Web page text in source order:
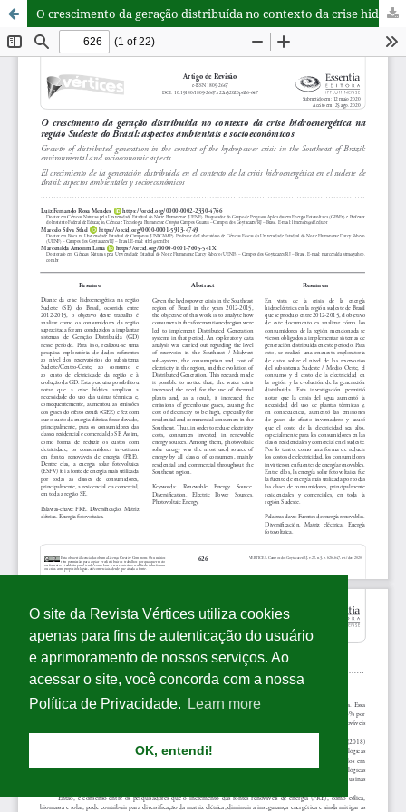
O site da Revista Vértices utiliza cookies
apenas para fins de autenticação do usuário
e aprimoramento de nossos serviços. Ao
acessar o site, você concorda com a nossa
Política de Privacidade.
Learn more
OK, entendi!
O crescimento da geração distribuída no contexto da crise hidroenergética na região Sudeste do Brasil: aspectos ambientais e socioeconômicos